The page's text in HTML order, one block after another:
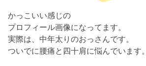
かっこいい感じの
プロフィール画像になってます。
実際は、中年太りのおっさんです。
ついでに腰痛と四十肩に悩んでいます。